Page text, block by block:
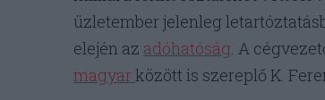
üzletember jelenleg
elején az adóhatóság. A
magyar között is szereplő K.